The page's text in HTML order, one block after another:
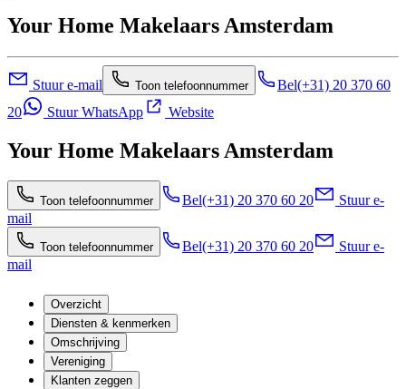
Your Home Makelaars Amsterdam
Stuur e-mail Toon telefoonnummer Bel(+31) 20 370 60
20
Stuur WhatsApp Website
Your Home Makelaars Amsterdam
Toon telefoonnummer Bel(+31) 20 370 60 20
Stuur e-
mail
Toon telefoonnummer Bel(+31) 20 370 60 20
Stuur e-
mail
Overzicht
Diensten & kenmerken
Omschrijving
Vereniging
Klanten zeggen